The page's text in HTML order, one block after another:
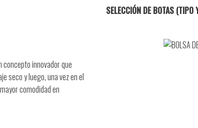
SELECCIÓN DE BOTAS (TIPO
concepto innovador que
seco y luego, una vez en el
comodidad en